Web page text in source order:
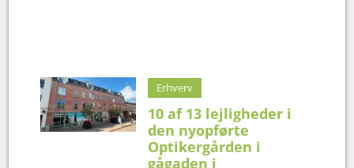
Erhverv
10 af 13 lejligheder i
den nyopførte
Optikergården i
gågaden i